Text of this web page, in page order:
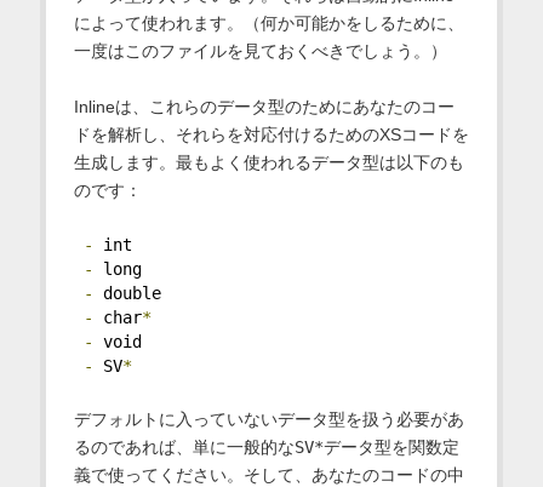
によって使われます。（何か可能かをしるために、
一度はこのファイルを見ておくべきでしょう。）
Inlineは、これらのデータ型のためにあなたのコー
ドを解析し、それらを対応付けるためのXSコードを
生成します。最もよく使われるデータ型は以下のも
のです：
-
int
-
long
-
double
-
char*
-
void
-
SV*
デフォルトに入っていないデータ型を扱う必要があ
るのであれば、単に一般的なSV*データ型を関数定
義で使ってください。そして、あなたのコードの中